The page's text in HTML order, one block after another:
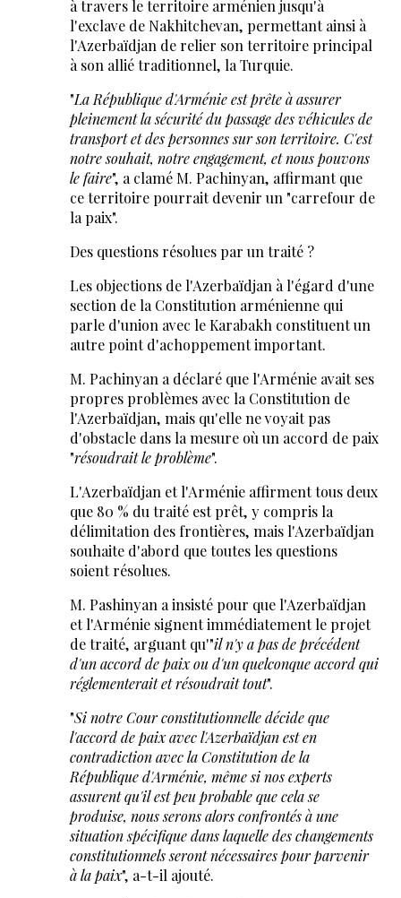
à travers le territoire arménien jusqu'à
l'exclave de Nakhitchevan, permettant ainsi à
l'Azerbaïdjan de relier son territoire principal
à son allié traditionnel, la Turquie.
"La République d'Arménie est prête à assurer
pleinement la sécurité du passage des véhicules de
transport et des personnes sur son territoire. C'est
notre souhait, notre engagement, et nous pouvons
le faire", a clamé M. Pachinyan, affirmant que
ce territoire pourrait devenir un "carrefour de
la paix".
Des questions résolues par un traité ?
Les objections de l'Azerbaïdjan à l'égard d'une
section de la Constitution arménienne qui
parle d'union avec le Karabakh constituent un
autre point d'achoppement important.
M. Pachinyan a déclaré que l'Arménie avait ses
propres problèmes avec la Constitution de
l'Azerbaïdjan, mais qu'elle ne voyait pas
d'obstacle dans la mesure où un accord de paix
"résoudrait le problème".
L'Azerbaïdjan et l'Arménie affirment tous deux
que 80 % du traité est prêt, y compris la
délimitation des frontières, mais l'Azerbaïdjan
souhaite d'abord que toutes les questions
soient résolues.
M. Pashinyan a insisté pour que l'Azerbaïdjan
et l'Arménie signent immédiatement le projet
de traité, arguant qu'"il n'y a pas de précédent
d'un accord de paix ou d'un quelconque accord qui
réglementerait et résoudrait tout".
"Si notre Cour constitutionnelle décide que
l'accord de paix avec l'Azerbaïdjan est en
contradiction avec la Constitution de la
République d'Arménie, même si nos experts
assurent qu'il est peu probable que cela se
produise, nous serons alors confrontés à une
situation spécifique dans laquelle des changements
constitutionnels seront nécessaires pour parvenir
à la paix", a-t-il ajouté.